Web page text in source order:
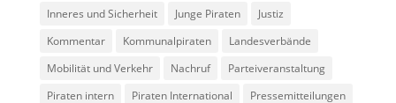
Inneres und Sicherheit
Junge Piraten
Justiz
Kommentar
Kommunalpiraten
Landesverbände
Mobilität und Verkehr
Nachruf
Parteiveranstaltung
Piraten intern
Piraten International
Pressemitteilungen